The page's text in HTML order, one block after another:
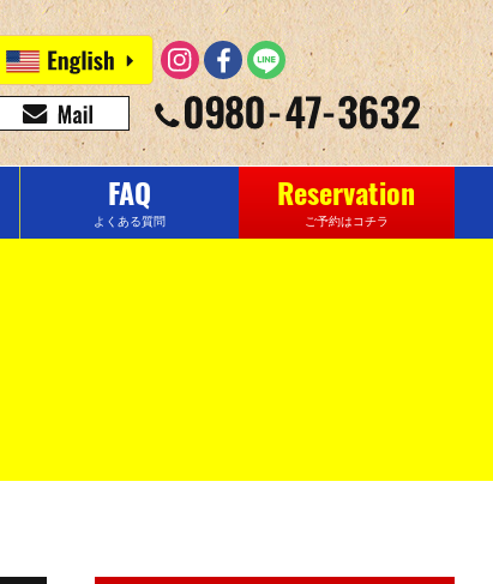
FAQ
よくある質問
Reservation
ご予約はコチラ